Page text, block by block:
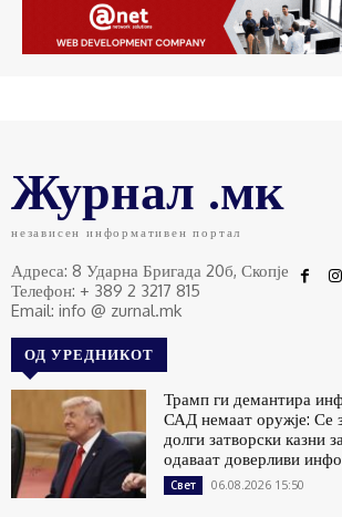
Журнал .мк
независен информативен портал
Адреса: 8 Ударна Бригада 20б, Скопје
Телефон: + 389 2 3217 815
Email: info @ zurnal.mk
ОД УРЕДНИКОТ
Трамп ги демантира
САД немаат оружје: Се
долги затворски казни
одаваат доверливи
Свет 06.08.2026 15:50